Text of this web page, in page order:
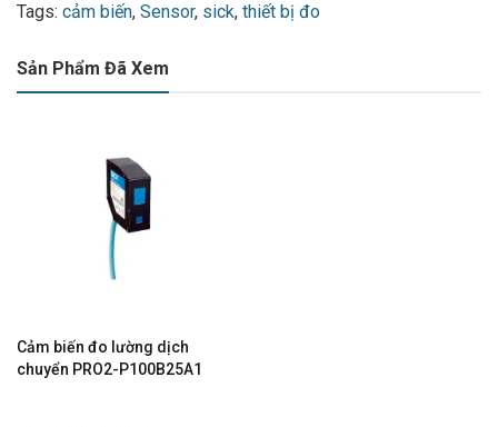
Tags: cảm biến, Sensor, sick, thiết bị đo
Sản Phẩm Đã Xem
Cảm biến đo lường dịch
chuyển PRO2-P100B25A1